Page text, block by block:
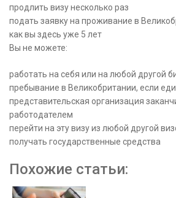
продлить визу несколько раз
подать заявку на проживание в
как вы здесь уже 5 лет
Вы не можете:
работать на себя или на любой другой
пребывание в Великобритании, если
представительская организация
работодателем
перейти на эту визу из любой другой
получать государственные средства
Похожие статьи: